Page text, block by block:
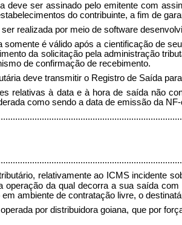
deve ser assinado pelo emitente com
do contribuinte, a fim de
realizada por meio de software
é válido após a cientificação de
da solicitação pela administração
de confirmação de recebimento.
deve transmitir o Registro de Saída
relativas à data e à hora de saída não
como sendo a data de emissão da
relativamente ao ICMS incidente
operação da qual decorra a sua saída
ambiente de contratação livre, o
por distribuidora goiana, que por